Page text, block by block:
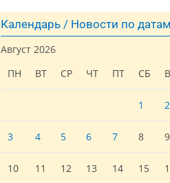
Календарь / Новости по датам
Август 2026
ПН
ВТ СР ЧТ ПТ СБ
1 2
3 4 5 6 7 8 9
10 11 12 13 14 15